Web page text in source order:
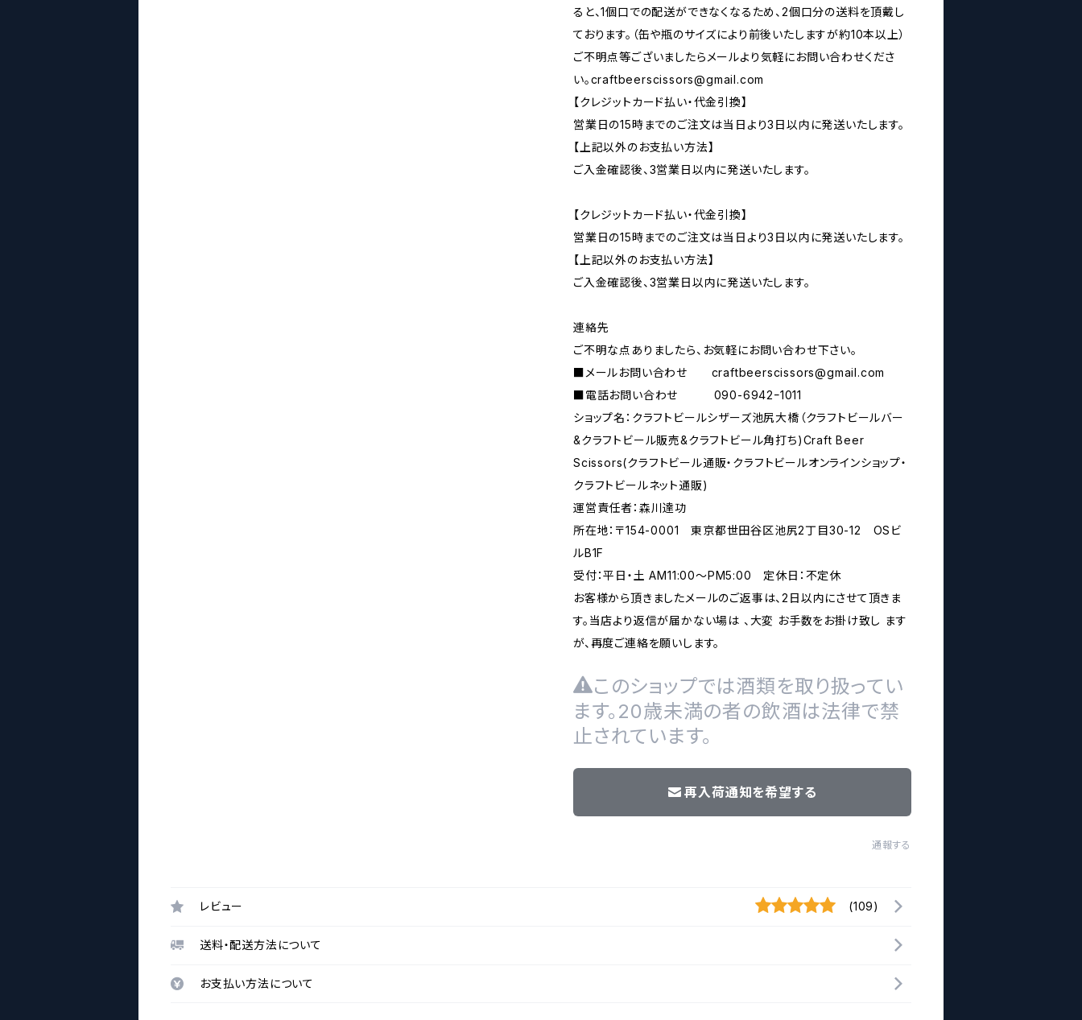
ると、1個口での配送ができなくなるため、2個口分の送料を頂戴し
ております。（缶や瓶のサイズにより前後いたしますが約10本以上）
ご不明点等ございましたらメールより気軽にお問い合わせくださ
い。craftbeerscissors@gmail.com
【クレジットカード払い・代金引換】
営業日の15時までのご注文は当日より3日以内に発送いたします。
【上記以外のお支払い方法】
ご入金確認後、3営業日以内に発送いたします。
【クレジットカード払い・代金引換】
営業日の15時までのご注文は当日より3日以内に発送いたします。
【上記以外のお支払い方法】
ご入金確認後、3営業日以内に発送いたします。
連絡先
ご不明な点ありましたら、お気軽にお問い合わせ下さい。
■メールお問い合わせ craftbeerscissors@gmail.com
■電話お問い合わせ 090-6942ｰ1011
ショップ名：クラフトビールシザーズ池尻大橋（クラフトビールバー
&クラフトビール販売&クラフトビール角打ち)Craft Beer
Scissors(クラフトビール通販・クラフトビールオンラインショップ・
クラフトビールネット通販)
運営責任者：森川達功
所在地：〒154-0001 東京都世田谷区池尻2丁目30-12 OSビ
ルB1F
受付：平日・土 AM11:00～PM5:00 定休日：不定休
お客様から頂きましたメールのご返事は、2日以内にさせて頂きま
す。当店より返信が届かない場は 、大変 お手数をお掛け致し ます
が、再度ご連絡を願いします。
このショップでは酒類を取り扱ってい
ます。20歳未満の者の飲酒は法律で禁
止されています。
再入荷通知を希望する
通報する
レビュー (109)
送料・配送方法について
お支払い方法について